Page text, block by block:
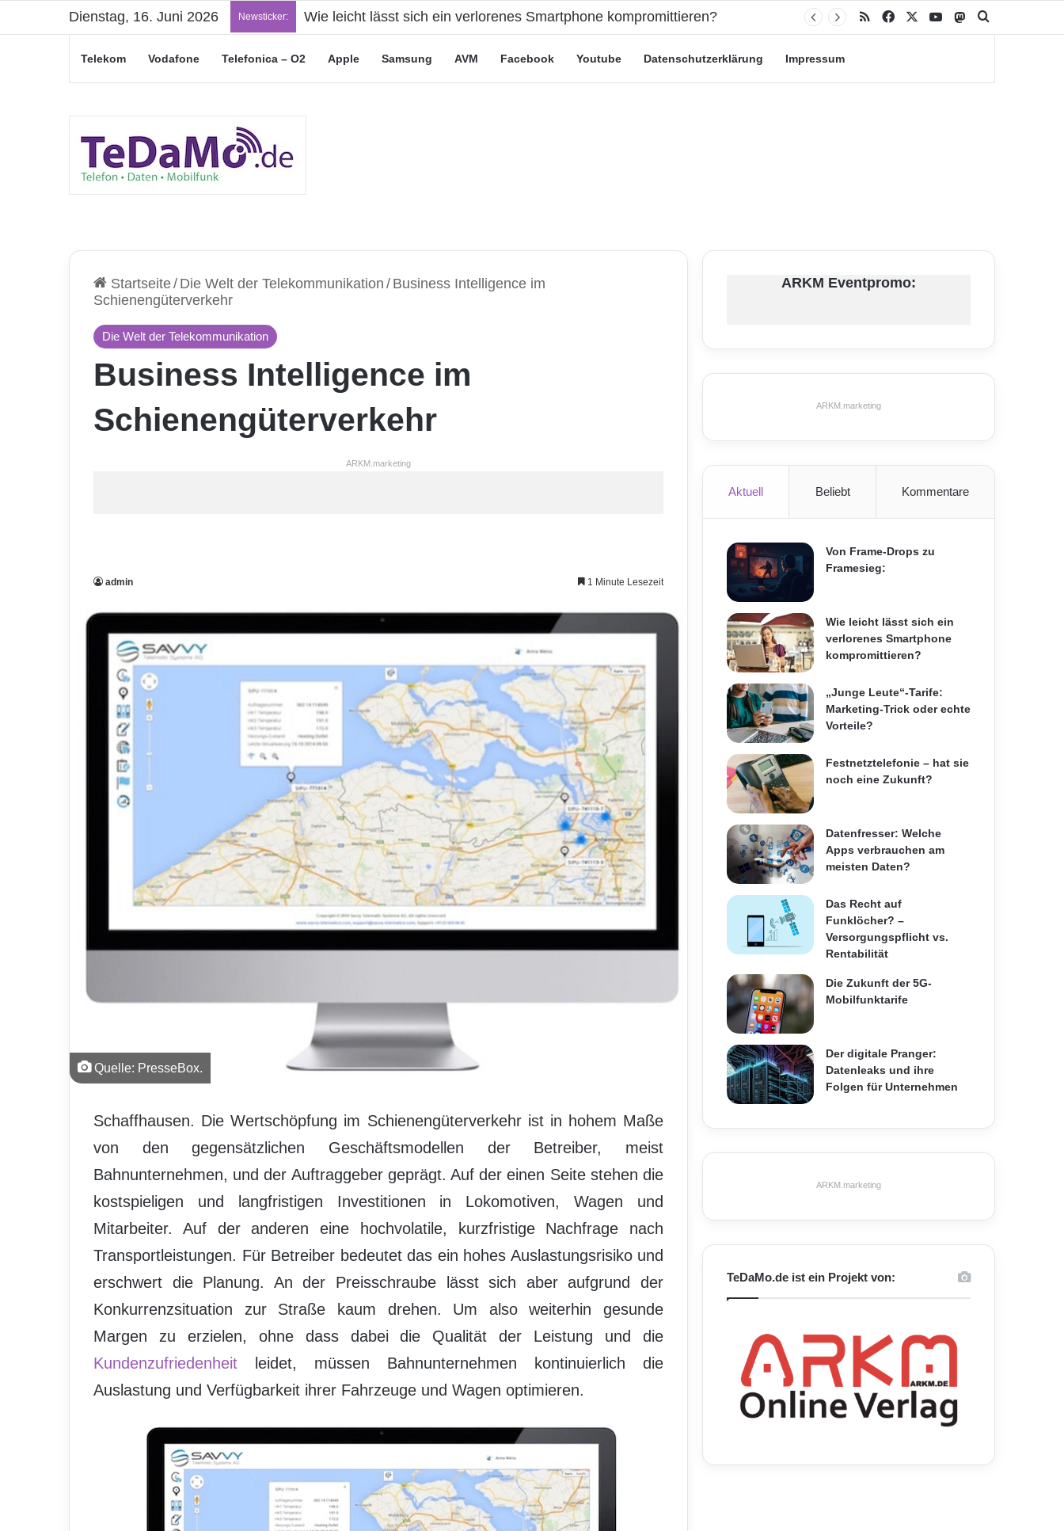
Dienstag, 16. Juni 2026 Newsticker: Wie leicht lässt sich ein verlorenes Smartphone kompromittieren? RSS Facebook YouTubeMastodon
Telekom Vodafone Telefonica – O2 Apple Samsung AVM Facebook Youtube Datenschutzerklärung Impressum
Startseite/ Die Welt der Telekommunikation / Business Intelligence im
Schienengüterverkehr
Die Welt der Telekommunikation
Business Intelligence im
Schienengüterverkehr
ARKM.marketing
admin 1 Minute Lesezeit
Quelle: PresseBox.
Schaffhausen. Die Wertschöpfung im Schienengüterverkehr ist in hohem Maße
von den gegensätzlichen Geschäftsmodellen der Betreiber, meist
Bahnunternehmen, und der Auftraggeber geprägt. Auf der einen Seite stehen die
kostspieligen und langfristigen Investitionen in Lokomotiven, Wagen und
Mitarbeiter. Auf der anderen eine hochvolatile, kurzfristige Nachfrage nach
Transportleistungen. Für Betreiber bedeutet das ein hohes Auslastungsrisiko und
erschwert die Planung. An der Preisschraube lässt sich aber aufgrund der
Konkurrenzsituation zur Straße kaum drehen. Um also weiterhin gesunde
Margen zu erzielen, ohne dass dabei die Qualität der Leistung und die
Kundenzufriedenheit leidet, müssen Bahnunternehmen kontinuierlich die
Auslastung und Verfügbarkeit ihrer Fahrzeuge und Wagen optimieren.
ARKM Eventpromo:
ARKM.marketing
Aktuell Beliebt Kommentare
Von Frame-Drops zu
Framesieg:
Wie leicht lässt sich ein
verlorenes Smartphone
kompromittieren?
„Junge Leute“-Tarife:
Marketing-Trick oder echte
Vorteile?
Festnetztelefonie – hat sie
noch eine Zukunft?
Datenfresser: Welche
Apps verbrauchen am
meisten Daten?
Das Recht auf
Funklöcher? –
Versorgungspflicht vs.
Rentabilität
Die Zukunft der 5G-
Mobilfunktarife
Der digitale Pranger:
Datenleaks und ihre
Folgen für Unternehmen
ARKM.marketing
TeDaMo.de ist ein Projekt von: